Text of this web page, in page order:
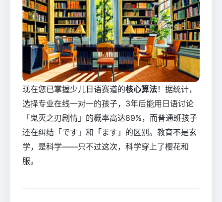
现在您已掌握少儿日语赛道的核心算法！据统计，
选择专业在线一对一的孩子，3年后能用日语讨论
「鬼灭之刃剧情」的概率高达89%，而普通班孩子
还在纠结「です」和「ます」的区别。教育不是玄
学，是科学——只不过这次，科学穿上了樱花和
服。